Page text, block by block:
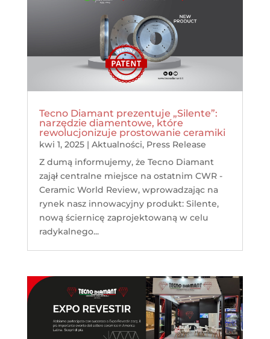
Tecno Diamant prezentuje „Silente”:
narzędzie diamentowe, które
rewolucjonizuje prostowanie ceramiki
kwi 1, 2025| Aktualności, Press Release
Z dumą informujemy, że Tecno Diamant
zajął centralne miejsce na ostatnim CWR -
Ceramic World Review, wprowadzając na
rynek nasz innowacyjny produkt: Silente,
nową ściernicę zaprojektowaną w celu
radykalnego...